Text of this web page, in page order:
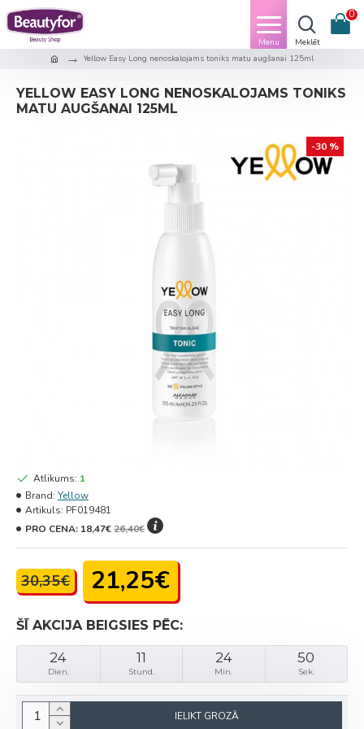
0
Yellow Easy Long nenoskalojams toniks matu augšanai 125ml
YELLOW EASY LONG NENOSKALOJAMS TONIKS
MATU AUGŠANAI 125ML
-30 %
ŠĪ AKCIJA BEIGSIES PĒC:
24
Dien.
11
Stund.
24
Min.
50
Sek.
30,35€ 21,25€
Atlikums: 1
Brand: Yellow
Artikuls: PF019481
PRO CENA: 18,47€26,40€
IELIKT GROZĀ